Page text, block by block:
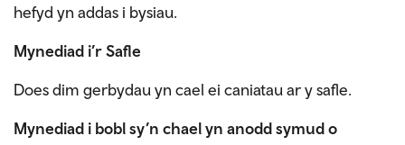
hefyd yn addas i bysiau.
Mynediad i’r Safle
Does dim gerbydau yn cael ei caniatau ar y safle.
Mynediad i bobl sy’n chael yn anodd symud o